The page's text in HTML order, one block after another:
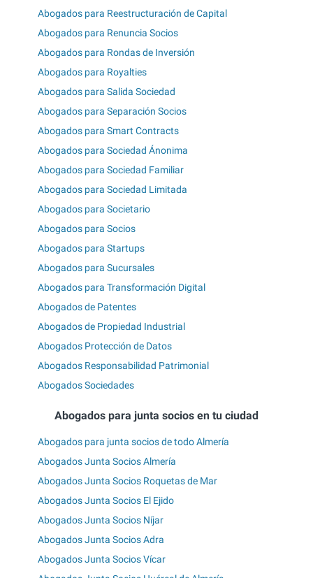
Abogados para Reestructuración de Capital
Abogados para Renuncia Socios
Abogados para Rondas de Inversión
Abogados para Royalties
Abogados para Salida Sociedad
Abogados para Separación Socios
Abogados para Smart Contracts
Abogados para Sociedad Ánonima
Abogados para Sociedad Familiar
Abogados para Sociedad Limitada
Abogados para Societario
Abogados para Socios
Abogados para Startups
Abogados para Sucursales
Abogados para Transformación Digital
Abogados de Patentes
Abogados de Propiedad Industrial
Abogados Protección de Datos
Abogados Responsabilidad Patrimonial
Abogados Sociedades
Abogados para junta socios en tu ciudad
Abogados para junta socios de todo Almería
Abogados Junta Socios Almería
Abogados Junta Socios Roquetas de Mar
Abogados Junta Socios El Ejido
Abogados Junta Socios Níjar
Abogados Junta Socios Adra
Abogados Junta Socios Vícar